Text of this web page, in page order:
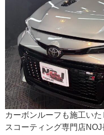
カーボンルーフも施工
スコーティング専門店